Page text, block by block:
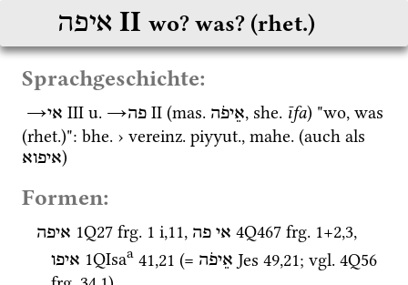
איפה ‎ II wo? was? (rhet.)
Sprachgeschichte:
→אי ‎ III u. →פה ‎ II (mas. אֵיפֹה, she. īfa) "wo, was
(rhet.)": bhe. › vereinz. piyyut., mahe.
איפוא)
Formen:
איפה 1Q27 frg. 1 i,11, אי פה 4Q467 frg. 1+2,3
איפו 1QIsaa 41,21 (= אֵיפֹה Jes 49,21; vgl. 4Q56